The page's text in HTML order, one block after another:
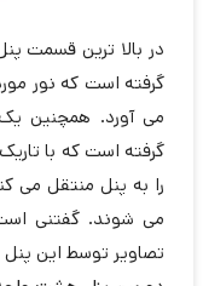
گرفته است که نور
می آورد. همچنین یک
گرفته است که با
را به پنل منتقل می
می شوند. گفتنی است
تصاویر توسط این پنل 0.5 لوکس می باشد.